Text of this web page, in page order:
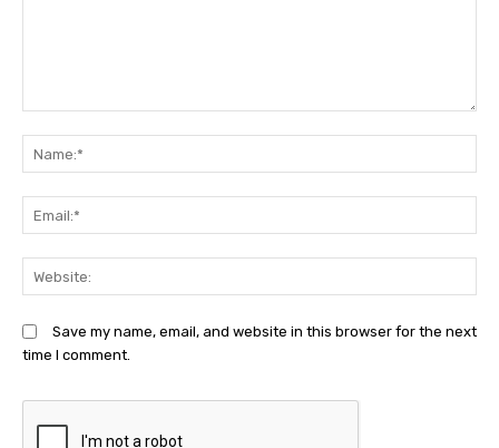
Save my name, email, and website in this browser for the next
time I comment.